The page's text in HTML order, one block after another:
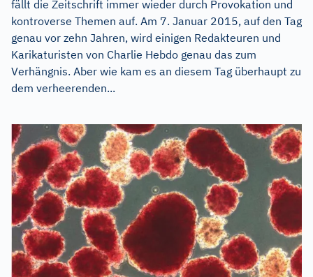
fällt die Zeitschrift immer wieder durch Provokation und
kontroverse Themen auf. Am 7. Januar 2015, auf den Tag
genau vor zehn Jahren, wird einigen Redakteuren und
Karikaturisten von Charlie Hebdo genau das zum
Verhängnis. Aber wie kam es an diesem Tag überhaupt zu
dem verheerenden...